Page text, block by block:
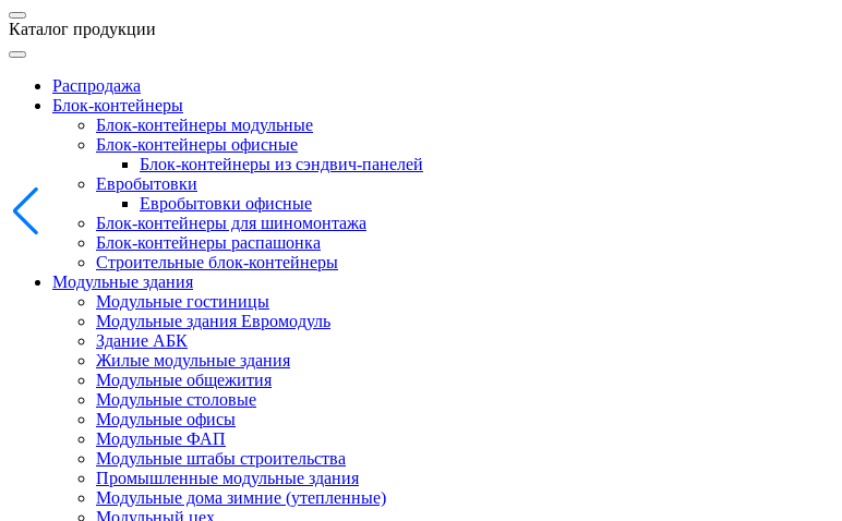
Каталог продукции
Распродажа
Блок-контейнеры
Блок-контейнеры модульные
Блок-контейнеры офисные
Блок-контейнеры из сэндвич-панелей
Евробытовки
Евробытовки офисные
Блок-контейнеры для шиномонтажа
Блок-контейнеры распашонка
Строительные блок-контейнеры
Модульные здания
Модульные гостиницы
Модульные здания Евромодуль
Здание АБК
Жилые модульные здания
Модульные общежития
Модульные столовые
Модульные офисы
Модульные ФАП
Модульные штабы строительства
Промышленные модульные здания
Модульные дома зимние (утепленные)
Модульный цех